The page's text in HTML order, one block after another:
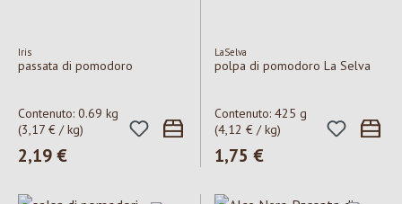
Iris
passata di pomodoro
Contenuto: 0.69 kg
(3,17 € / kg)
Prezzo normale:
2,19 €
LaSelva
polpa di pomodoro La Selva
Contenuto: 425 g
(4,12 € / kg)
Prezzo normale:
1,75 €